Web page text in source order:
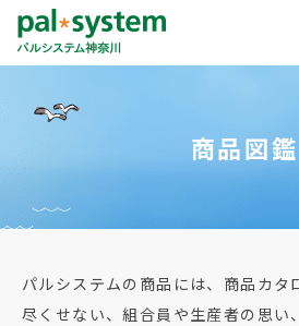
商品図鑑
パルシステムの商品には、商品カタ
尽くせない、組合員や生産者の思い